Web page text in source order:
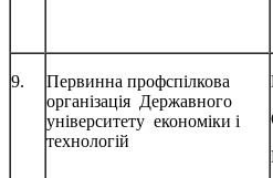
9.
Первинна профспілкова
організація Державного
університету економіки і
технологій